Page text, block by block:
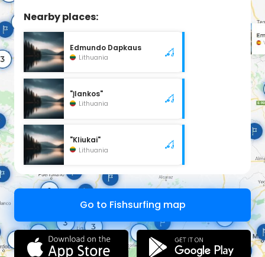
Nearby places:
Edmundo Dapkaus
Lithuania
"Įlankos"
Lithuania
"Kliukai"
Lithuania
Go to Fishsurfing map